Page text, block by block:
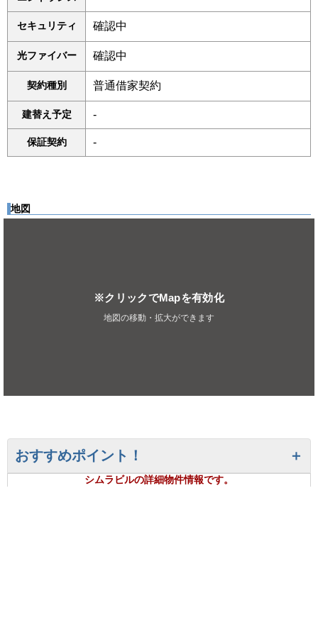
セキュリティ 確認中
光ファイバー 確認中
契約種別 普通借家契約
建替え予定 -
保証契約 -
地図
※クリックでMapを有効化
地図の移動・拡大ができます
おすすめポイント！
シムラビルの詳細物件情報です。